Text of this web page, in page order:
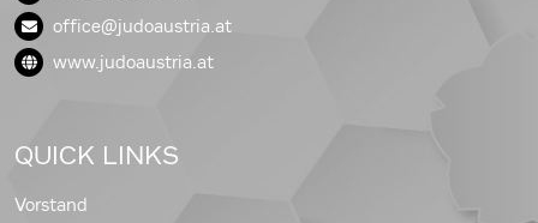
office@judoaustria.at
www.judoaustria.at
QUICK LINKS
Vorstand